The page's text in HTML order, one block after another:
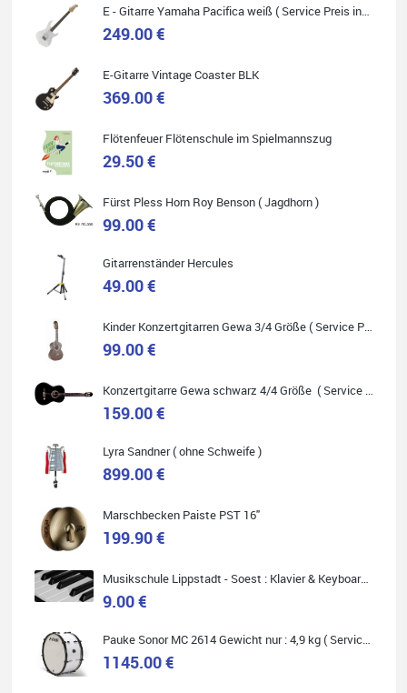
Quelle: Google-Rezension
Das Musikhaus Stöppel ist super!
Ich habe eine Westerngitarre gekauft.
Die Qualität und das Preis-Leistungsverhältnis sind erstaunlich.
ich empfehle es jedem der sich ein Musikinstrument zulegen
möchte.
Carsten Spiegel
Ich war auf der Suche nach einem neuen Keyboard und bin
telefonisch. Nachdem die Entscheidung zum Kauf gefallen war,
wurde alles zusammengestellt, so dass ich alles nur noch
abholen musste. Top!
Quelle: Google-Rezension
E - Gitarre Yamaha Pacifica weiß ( Service Preis inkl. Werkstatt Service )
249.00 €
E-Gitarre Vintage Coaster BLK
369.00 €
Flötenfeuer Flötenschule im Spielmannszug
29.50 €
Fürst Pless Horn Roy Benson ( Jagdhorn )
99.00 €
Gitarrenständer Hercules
49.00 €
Kinder Konzertgitarren Gewa 3/4 Größe ( Service Preis inkl. Werkstatt Service )
99.00 €
Konzertgitarre Gewa schwarz 4/4 Größe ( Service Preis inkl. Werkstatt Service )
159.00 €
Lyra Sandner ( ohne Schweife )
899.00 €
Marschbecken Paiste PST 16"
199.90 €
Musikschule Lippstadt - Soest : Klavier & Keyboardunterricht
9.00 €
Pauke Sonor MC 2614 Gewicht nur : 4,9 kg ( Service Preis inkl. Werkstatt Service )
1145.00 €